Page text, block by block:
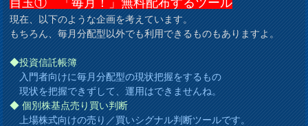
現在、以下のような企画を考えています。
もちろん、毎月分配型以外でも利用できるものもありますよ。
◆投資信託帳簿
入門者向けに毎月分配型の現状把握をするもの
現状を把握できずして、運用はできませんね。
◆ 個別株基点売り買い判断
上場株式向けの売り／買いシグナル判断ツールです。